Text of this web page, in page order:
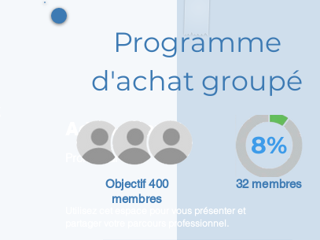
Adam Caar
Promoteur
Utilisez cet espace pour vous présenter et
partager votre parcours professionnel.
Programme
d'achat groupé
Objectif 400
membres
32 membres
8%